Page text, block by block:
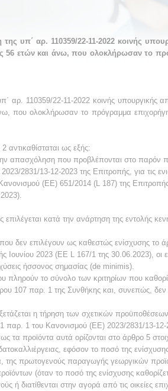
υπ΄ αρ. 110359/22-11-2022 κοινής
56 ετών και άνω, που ολοκλήρωσαν το
αρ. 110359/22-11-2022 κοινής
που ολοκλήρωσαν το πρόγραμμα
αντικαθίσταται ως εξής:
απασχόληση που προβλέπονται στο παρόν
2831/13-12-2023 της Επιτροπής, για τις
(ΕΕ) 651/2014 (L 187) της
κατά την ανάρτηση της εντολής
που δεν επιλέγουν ως καθε­στώς ενίσχυσης
Ιουνίου 2023 (EE L 167/1 της 30.06.2023), οι
ήσσονος σημασίας (de minimis).
πληρούν το σύνολο των κριτηρίων που
107 παρ. 1 της Συνθήκης και, συνεπώς,
η τήρηση των σχετικών
1 του Κανονισμού (ΕΕ) 2023/2831/13-12-
τα προϊόντα αυτά ορίζονται στο άρθρο 5
εφόσον το ποσό της
της πρωτογενούς παραγωγής γεωργικών
(όταν το ποσό της ενίσχυσης
ή διατίθενται στην αγορά από τις οικείες